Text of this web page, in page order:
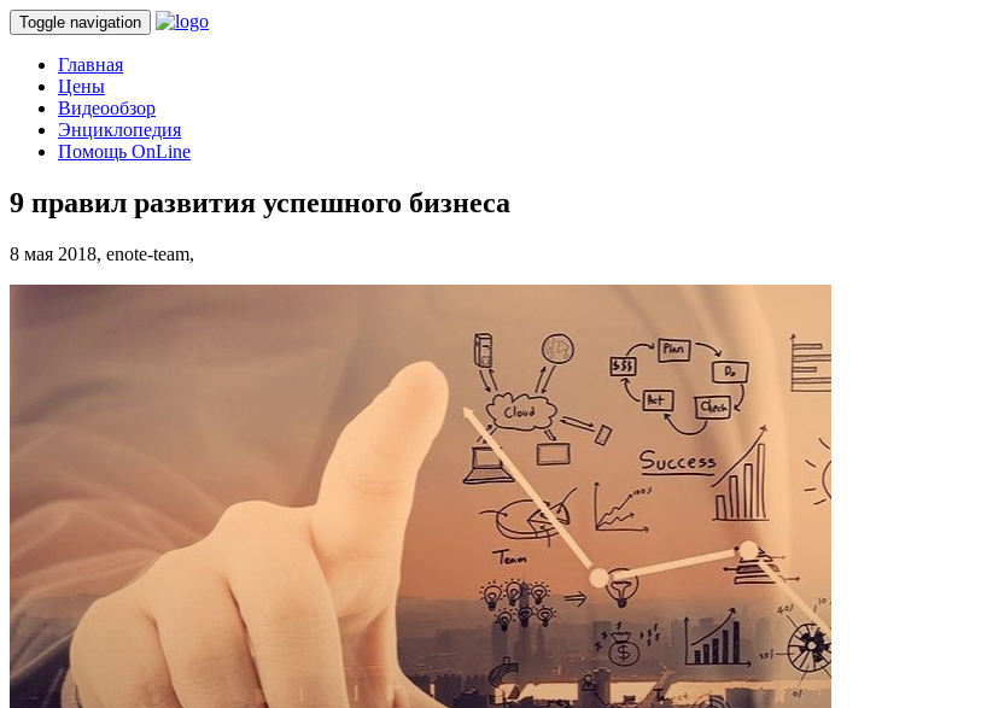
Toggle navigation
Главная
Цены
Видеообзор
Энциклопедия
Помощь OnLine
9 правил развития успешного бизнеса
8 мая 2018, enote-team,